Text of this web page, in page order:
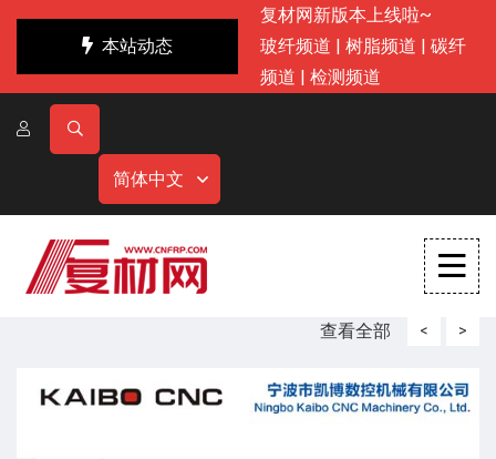
本站动态
复材网新版本上线啦~
玻纤频道 | 树脂频道 | 碳纤
频道 | 检测频道
简体中文
查看全部 < >